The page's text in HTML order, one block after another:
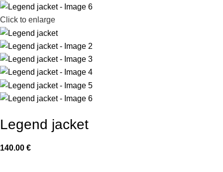
Click to enlarge
Legend jacket
140.00 €